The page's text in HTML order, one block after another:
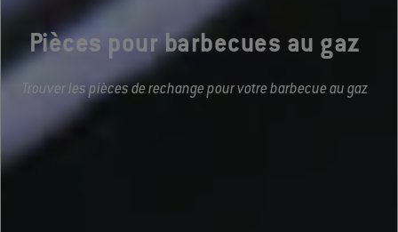
Pièces pour barbecues au gaz
Trouver les pièces de rechange pour votre barbecue au gaz